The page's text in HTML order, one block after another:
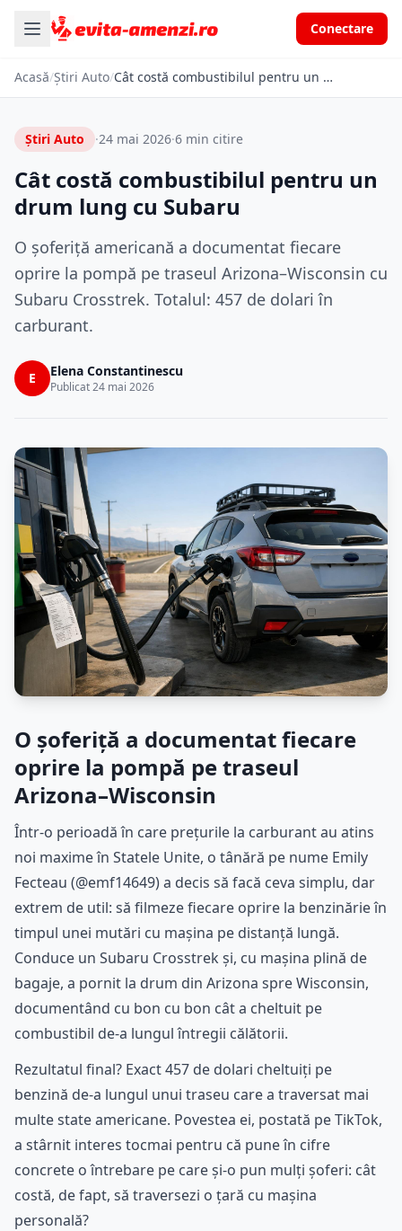
Conectare
Acasă/Știri Auto/ Cât costă combustibilul pentru un drum lung cu Subaru
Știri Auto ·24 mai 2026·6 min citire
Cât costă combustibilul pentru un
drum lung cu Subaru
O șoferiță americană a documentat fiecare
oprire la pompă pe traseul Arizona–Wisconsin cu
Subaru Crosstrek. Totalul: 457 de dolari în
carburant.
E Elena Constantinescu
Publicat 24 mai 2026
O șoferiță a documentat fiecare
oprire la pompă pe traseul
Arizona–Wisconsin
Într-o perioadă în care prețurile la carburant au atins
noi maxime în Statele Unite, o tânără pe nume Emily
Fecteau (@emf14649) a decis să facă ceva simplu, dar
extrem de util: să filmeze fiecare oprire la benzinărie în
timpul unei mutări cu mașina pe distanță lungă.
Conduce un Subaru Crosstrek și, cu mașina plină de
bagaje, a pornit la drum din Arizona spre Wisconsin,
documentând cu bon cu bon cât a cheltuit pe
combustibil de-a lungul întregii călătorii.
Rezultatul final? Exact 457 de dolari cheltuiți pe
benzină de-a lungul unui traseu care a traversat mai
multe state americane. Povestea ei, postată pe TikTok,
a stârnit interes tocmai pentru că pune în cifre
concrete o întrebare pe care și-o pun mulți șoferi: cât
costă, de fapt, să traversezi o țară cu mașina
personală?